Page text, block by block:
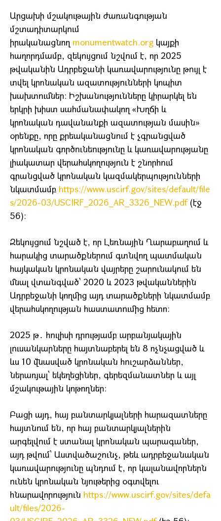
Արցախի մշակութային ժառանգության
մշտադիտարկում
իրականացնող monumentwatch.org կայքի
հաղորդմամբ, զեկույցում նշվում է, որ 2025
թվականին Ադրբեջանի կառավարությունը թույլ է
տվել կրոնական ազատությունների կոպիտ
խախտումներ։ Իշխանությունները կիրարկել են
երկրի խիստ սահմանափակող «Խղճի և
կրոնական դավանանքի ազատության մասին»
օրենքը, որը քրեականացնում է չգրանցված
կրոնական գործունեությունը և կառավարությանը
լիակատար վերահսկողություն է շնորհում
գրանցված կրոնական կազմակերպությունների
նկատմամբ https://www.uscirf.gov/sites/default/file
s/2026-03/USCIRF_2026_AR_3326_NEW.pdf(էջ
56)։
Զեկույցում նշված է, որ Լեռնային Ղարաբաղում և
հարակից տարածքներում գտնվող պատմական
հայկական կրոնական վայրերը շարունակում են
մնալ վտանգված՝ 2020 և 2023 թվականներին
Ադրբեջանի կողմից այդ տարածքների նկատմամբ
վերահսկողության հաստատումից հետո։
2025 թ․ հուլիսի դրությամբ արբանյակային
լուսանկարները հայտնաբերել են 8 ոչնչացված և
ևս 10 վնասված կրոնական հուշարձաններ,
ներառյալ՝ եկեղեցիներ, գերեզմանատներ և այլ
մշակութային կոթողներ։
Բացի այդ, հայ բանտարկյալների հարազատները
հայտնում են, որ հայ բանտարկյալներին
արգելվում է ստանալ կրոնական պարագաներ,
այդ թվում՝ Աստվածաշունչ, թեև ադրբեջանական
կառավարությունը պնդում է, որ կալանավորներն
ունեն կրոնական նյութերից օգտվելու
հնարավորություն https://www.uscirf.gov/sites/defa
ult/files/2026-